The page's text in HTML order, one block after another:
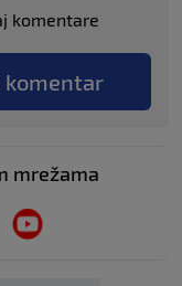
komentare
komentar
mrežama